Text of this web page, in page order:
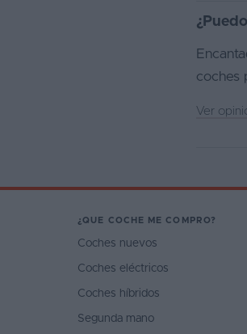
coches
Ver
¿QUE COCHE ME COMPRO?
Coches nuevos
Coches eléctricos
Coches híbridos
Segunda mano